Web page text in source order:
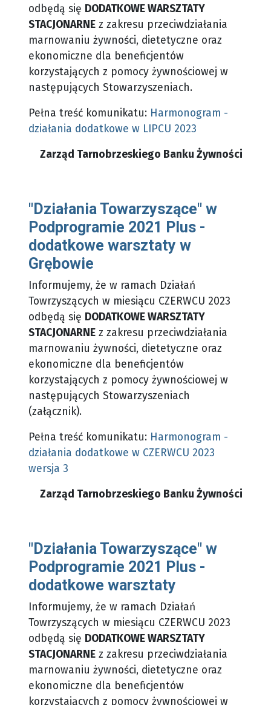
odbędą się DODATKOWE WARSZTATY
STACJONARNE z zakresu przeciwdziałania
marnowaniu żywności, dietetyczne oraz
ekonomiczne dla beneficjentów
korzystających z pomocy żywnościowej w
następujących Stowarzyszeniach.
Pełna treść komunikatu: Harmonogram -
działania dodatkowe w LIPCU 2023
Zarząd Tarnobrzeskiego Banku Żywności
"Działania Towarzyszące" w
Podprogramie 2021 Plus -
dodatkowe warsztaty w
Grębowie
Informujemy, że w ramach Działań
Towrzyszących w miesiącu CZERWCU 2023
odbędą się DODATKOWE WARSZTATY
STACJONARNE z zakresu przeciwdziałania
marnowaniu żywności, dietetyczne oraz
ekonomiczne dla beneficjentów
korzystających z pomocy żywnościowej w
następujących Stowarzyszeniach
(załącznik).
Pełna treść komunikatu: Harmonogram -
działania dodatkowe w CZERWCU 2023
wersja 3
Zarząd Tarnobrzeskiego Banku Żywności
"Działania Towarzyszące" w
Podprogramie 2021 Plus -
dodatkowe warsztaty
Informujemy, że w ramach Działań
Towrzyszących w miesiącu CZERWCU 2023
odbędą się DODATKOWE WARSZTATY
STACJONARNE z zakresu przeciwdziałania
marnowaniu żywności, dietetyczne oraz
ekonomiczne dla beneficjentów
korzystających z pomocy żywnościowej w